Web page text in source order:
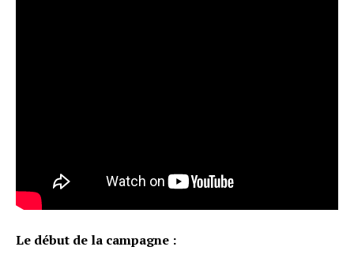
Le début de la campagne :